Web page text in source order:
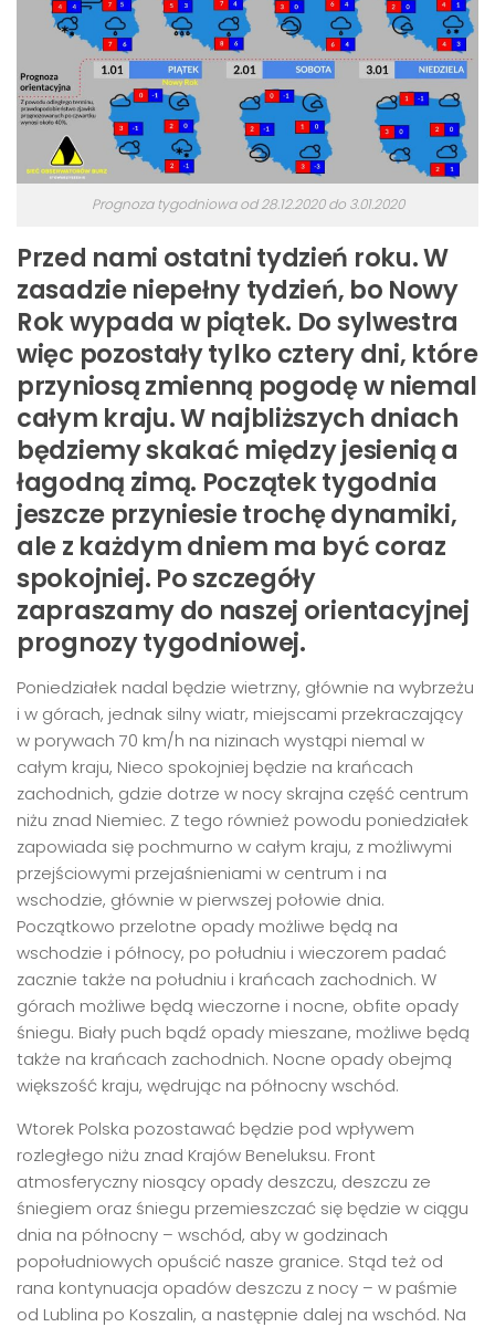
Prognoza tygodniowa od 28.12.2020 do 3.01.2020
Przed nami ostatni tydzień roku. W
zasadzie niepełny tydzień, bo Nowy
Rok wypada w piątek. Do sylwestra
więc pozostały tylko cztery dni, które
przyniosą zmienną pogodę w niemal
całym kraju. W najbliższych dniach
będziemy skakać między jesienią a
łagodną zimą. Początek tygodnia
jeszcze przyniesie trochę dynamiki,
ale z każdym dniem ma być coraz
spokojniej. Po szczegóły
zapraszamy do naszej orientacyjnej
prognozy tygodniowej.
Poniedziałek nadal będzie wietrzny, głównie na wybrzeżu
i w górach, jednak silny wiatr, miejscami przekraczający
w porywach 70 km/h na nizinach wystąpi niemal w
całym kraju, Nieco spokojniej będzie na krańcach
zachodnich, gdzie dotrze w nocy skrajna część centrum
niżu znad Niemiec. Z tego również powodu poniedziałek
zapowiada się pochmurno w całym kraju, z możliwymi
przejściowymi przejaśnieniami w centrum i na
wschodzie, głównie w pierwszej połowie dnia.
Początkowo przelotne opady możliwe będą na
wschodzie i północy, po południu i wieczorem padać
zacznie także na południu i krańcach zachodnich. W
górach możliwe będą wieczorne i nocne, obfite opady
śniegu. Biały puch bądź opady mieszane, możliwe będą
także na krańcach zachodnich. Nocne opady obejmą
większość kraju, wędrując na północny wschód.
Wtorek Polska pozostawać będzie pod wpływem
rozległego niżu znad Krajów Beneluksu. Front
atmosferyczny niosący opady deszczu, deszczu ze
śniegiem oraz śniegu przemieszczać się będzie w ciągu
dnia na północny – wschód, aby w godzinach
popołudniowych opuścić nasze granice. Stąd też od
rana kontynuacja opadów deszczu z nocy – w paśmie
od Lublina po Koszalin, a następnie dalej na wschód. Na